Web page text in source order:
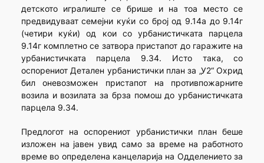
детското игралиште се брише и на тоа место се
предвидуваат семејни куќи со број од 9.14а до 9.14г
(четири куќи) од кои со урбанистичката парцела
9.14г комплетно се затвора пристапот до гаражите на
урбанистичката парцела 9.34. Исто така, со
оспорениот Детален урбанистички план за „У2“ Охрид
бил оневозможен пристапот на противпожарните
возила и возилата за брза помош до урбанистичката
парцела 9.34.
Предлогот на оспорениот урбанистички план беше
изложен на јавен увид само за време на работното
време во определена канцеларија на Одделението за